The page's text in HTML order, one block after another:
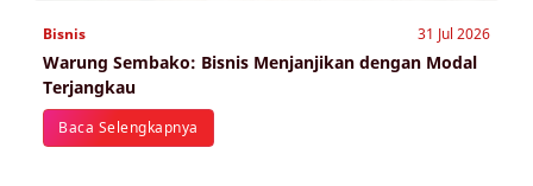
Bisnis 31 Jul 2026
Warung Sembako: Bisnis Menjanjikan dengan Modal
Terjangkau
Baca Selengkapnya